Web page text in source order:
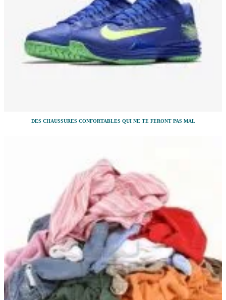
DES CHAUSSURES CONFORTABLES QUI NE TE FERONT PAS MAL